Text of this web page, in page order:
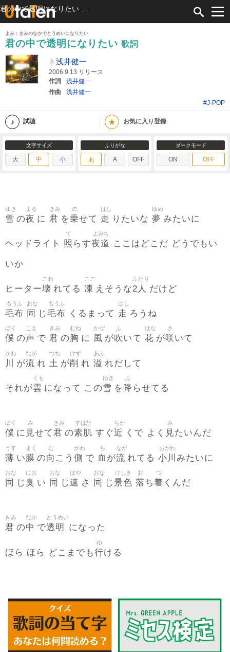
よみ：きみのなかでとうめいになりたい
君の中で透明になりたい 歌詞
浅井健一
2006.9.13 リリース
作詞
浅井健一
作曲
浅井健一
#J-POP
試聴 ★ お気に入り登録
文字サイズ
大 中 小
ふりがな
あ A OFF
ダークモード
ON OFF
雪
ゆき
の夜
よる
に 君
きみ
を乗
の
せて 走
はし
りたいな 夢
ゆめ
みたいに
ヘッドライト 照
て
らす夜道
よみち
ここはどこだ どうでもい
いか
ヒーター壊
こわ
れてる 凍
こご
えそうな2人
ふたり
だけど
毛布
もうふ
同
おな
じ毛布
もうふ
くるまって 走
はし
ろうね
僕
ぼく
の声
こえ
で 君
きみ
の胸
むね
に 風
かぜ
が吹
ふ
いて 花
はな
が咲
さ
いて
川
かわ
が流
なが
れ 土
つち
が削
けず
れ 溢
あふ
れだして
それが雲
くも
になって この雪
ゆき
を 降
ふ
らせてる
僕
ぼく
に 見
み
せて君
きみ
の素肌
すはだ
すぐ近
ちか
くで よく 見
み
たいんだ
薄
うす
い膜
まく
の向
む
こう 側
がわ
で 血
ち
が流
なが
れてる 小川
おがわ
みたいに
同
おな
じ臭
にお
い 同
おな
じ速
はや
さ 同
おな
じ景色
けしき
落
お
ち着
つ
くんだ
君
きみ
の中
なか
で透明
とうめい
になった
ほら ほら どこまでも行
ゆ
ける